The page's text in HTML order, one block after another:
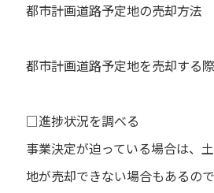
都市計画道路予定地の売却方法
都市計画道路予定地を売却する
□進捗状況を調べる
事業決定が迫っている場合は、
地が売却できない場合もあるの